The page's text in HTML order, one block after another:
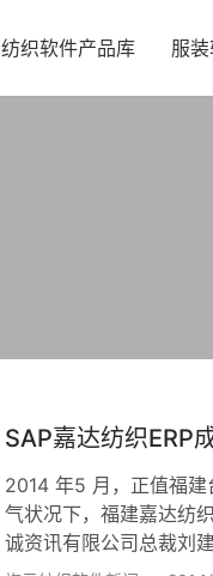
纺织软件产品库 服
SAP嘉达纺织ERP
2014 年5 月，正值福建
气状况下，福建嘉达纺
诚资讯有限公司总裁刘